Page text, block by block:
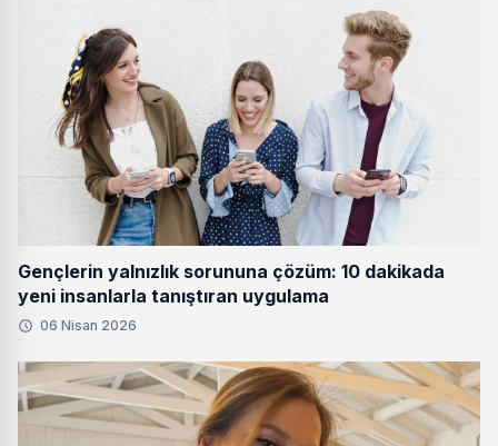
Gençlerin yalnızlık sorununa çözüm: 10 dakikada
yeni insanlarla tanıştıran uygulama
06 Nisan 2026